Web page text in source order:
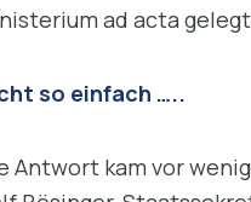
ad acta
so einfach …..
Antwort kam vor